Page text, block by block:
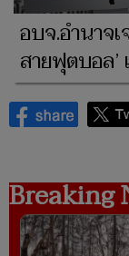
อบจ.อำนาจ
สายฟุตบอล’
Breaking